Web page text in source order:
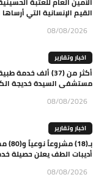
القيم الإنسانية التي
08/08/2026
اخبار وتقارير
أكثر من (37) ألف
مستشفى السيدة خديجة
08/08/2026
اخبار وتقارير
أديبات الطف يعلن حصيلة
08/08/2026